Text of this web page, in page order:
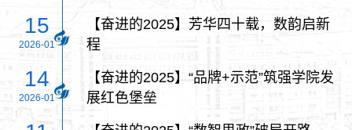
15
2026-01
【奋进的2025】芳华四十载，数韵启新
程
14
2026-01
【奋进的2025】“品牌+示范”筑强学院发
展红色堡垒